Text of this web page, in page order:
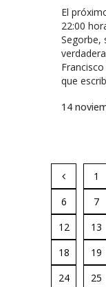
El
22:00
Segorbe,
que
14
1
6
7
12
13
18
19
24
25